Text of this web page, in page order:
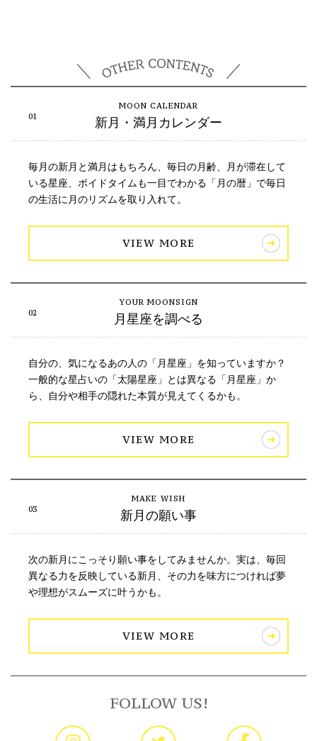
新月・満月カレンダー
毎月の新月と満月はもちろん、毎日の月齢、月が滞在して
いる星座、ボイドタイムも一目でわかる「月の暦」で毎日
の生活に月のリズムを取り入れて。
VIEW MORE
月星座を調べる
自分の、気になるあの人の「月星座」を知っていますか？
一般的な星占いの「太陽星座」とは異なる「月星座」か
ら、自分や相手の隠れた本質が見えてくるかも。
VIEW MORE
新月の願い事
次の新月にこっそり願い事をしてみませんか。実は、毎回
異なる力を反映している新月、その力を味方につければ夢
や理想がスムーズに叶うかも。
VIEW MORE
FOLLOW US!